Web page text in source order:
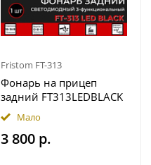
Fristom FT-313
Фонарь на прицеп
задний FT313LEDBLACK
12-36В Fristom
Мало
3 800 р.